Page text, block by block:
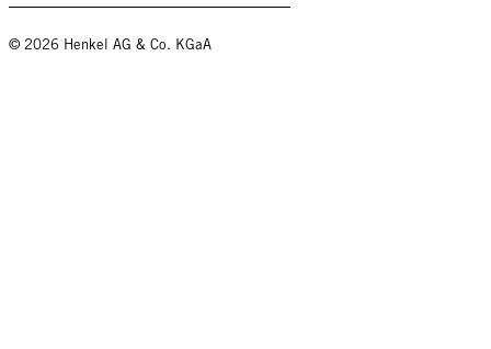
© 2026 Henkel AG & Co. KGaA